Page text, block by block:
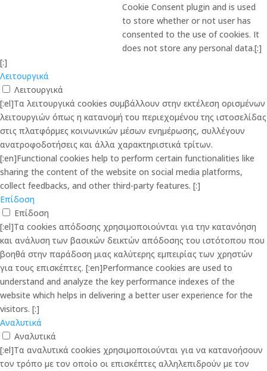
Cookie Consent plugin and is used
to store whether or not user has
consented to the use of cookies. It
does not store any personal data.[:]
[:]
Λειτουργικά
Λειτουργικά
[:el]Τα λειτουργικά cookies συμβάλλουν στην εκτέλεση ορισμένων
λειτουργιών όπως η κατανομή του περιεχομένου της ιστοσελίδας
στις πλατφόρμες κοινωνικών μέσων ενημέρωσης, συλλέγουν
ανατροφοδοτήσεις και άλλα χαρακτηριστικά τρίτων.
[:en]Functional cookies help to perform certain functionalities like
sharing the content of the website on social media platforms,
collect feedbacks, and other third-party features. [:]
Επίδοση
Επίδοση
[:el]Τα cookies απόδοσης χρησιμοποιούνται για την κατανόηση
και ανάλυση των βασικών δεικτών απόδοσης του ιστότοπου που
βοηθά στην παράδοση μιας καλύτερης εμπειρίας των χρηστών
για τους επισκέπτες. [:en]Performance cookies are used to
understand and analyze the key performance indexes of the
website which helps in delivering a better user experience for the
visitors. [:]
Αναλυτικά
Αναλυτικά
[:el]Τα αναλυτικά cookies χρησιμοποιούνται για να κατανοήσουν
τον τρόπο με τον οποίο οι επισκέπτες αλληλεπιδρούν με τον